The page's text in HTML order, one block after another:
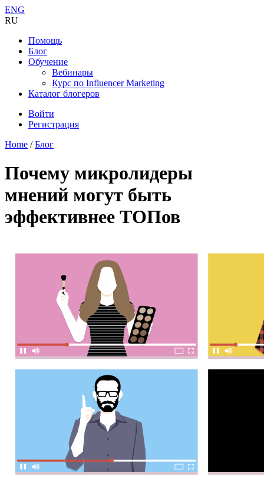
ENG
RU
Помощь
Блог
Обучение
Вебинары
Курс по Influencer Marketing
Каталог блогеров
Войти
Регистрация
Home /Блог
Почему микролидеры
мнений могут быть
эффективнее ТОПов